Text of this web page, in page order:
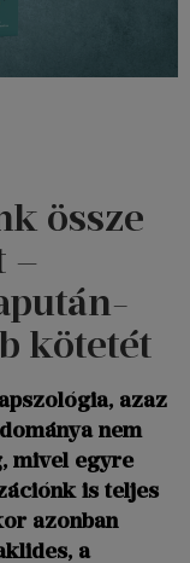
össze
–
kötetét
azaz
nem
mivel egyre
is teljes
azonban
a